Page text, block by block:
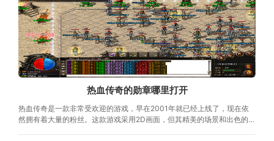
热血传奇的勋章哪里打开
热血传奇是一款非常受欢迎的游戏，早在2001年就已经上线了，现在依
然拥有着大量的粉丝。这款游戏采用2D画面，但其精美的场景和出色的音